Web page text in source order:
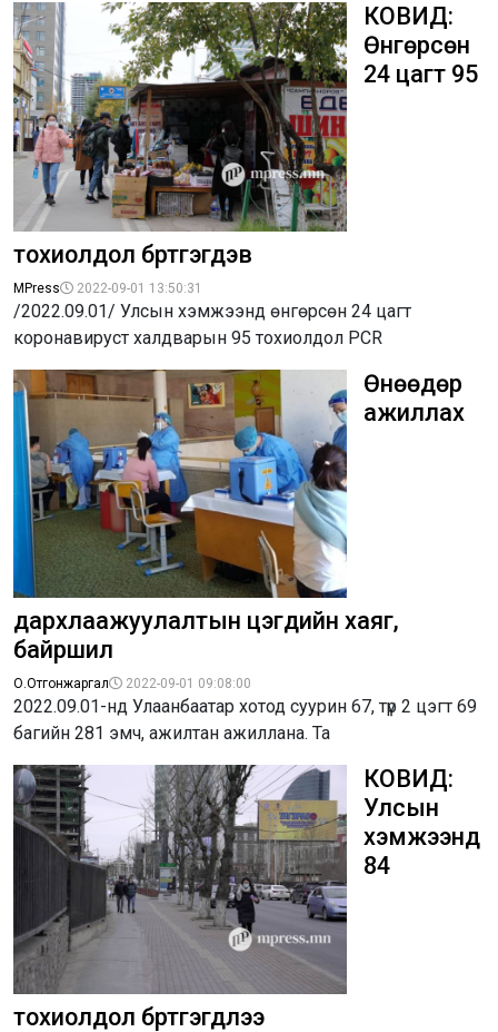
КОВИД:
Өнгөрсөн
24 цагт 95
тохиолдол бүртгэгдэв
MPress 2022-09-01 13:50:31
/2022.09.01/ Улсын хэмжээнд өнгөрсөн 24 цагт
коронавируст халдварын 95 тохиолдол PCR
Өнөөдөр
ажиллах
дархлаажуулалтын цэгүүдийн хаяг,
байршил
О.Отгонжаргал 2022-09-01 09:08:00
2022.09.01-нд Улаанбаатар хотод суурин 67, түр 2 цэгт 69
багийн 281 эмч, ажилтан ажиллана. Та
КОВИД:
Улсын
хэмжээнд
84
тохиолдол бүртгэгдлээ